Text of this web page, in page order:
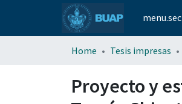
Home Tesis impresas
Proyecto y